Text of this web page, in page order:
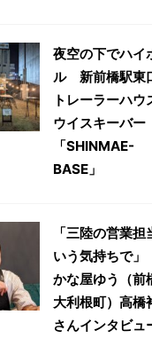
夜空の下でハイ
ル 新前橋駅東
トレーラーハウ
ウイスキーバー
「SHINMAE-
BASE」
「三陸の営業担
いう気持ちで
かな屋ゆう（前
大利根町）高橋
さんインタビュ